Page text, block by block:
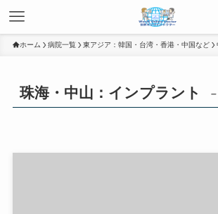
ホーム 病院一覧 東アジア：韓国・台湾・香港・中国など
珠海・中山：インプラント